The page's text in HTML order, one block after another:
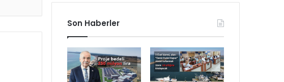
Son Haberler